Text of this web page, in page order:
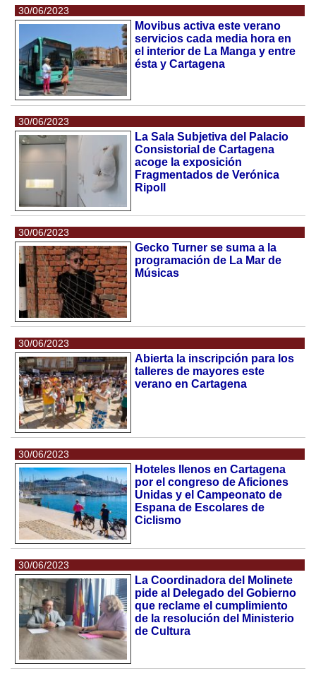
30/06/2023
Movibus activa este verano
servicios cada media hora en
el interior de La Manga y entre
ésta y Cartagena
30/06/2023
La Sala Subjetiva del Palacio
Consistorial de Cartagena
acoge la exposición
Fragmentados de Verónica
Ripoll
30/06/2023
Gecko Turner se suma a la
programación de La Mar de
Músicas
30/06/2023
Abierta la inscripción para los
talleres de mayores este
verano en Cartagena
30/06/2023
Hoteles llenos en Cartagena
por el congreso de Aficiones
Unidas y el Campeonato de
Espana de Escolares de
Ciclismo
30/06/2023
La Coordinadora del Molinete
pide al Delegado del Gobierno
que reclame el cumplimiento
de la resolución del Ministerio
de Cultura